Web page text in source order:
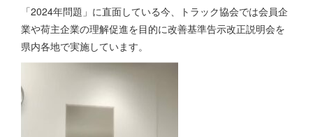
「2024年問題」に直面している今、トラック協会では会員企
業や荷主企業の理解促進を目的に改善基準告示改正説明会を
県内各地で実施しています。